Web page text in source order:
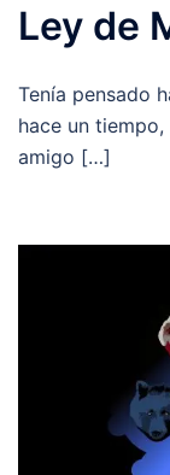
Ley de
Tenía pensado
hace un
amigo […]